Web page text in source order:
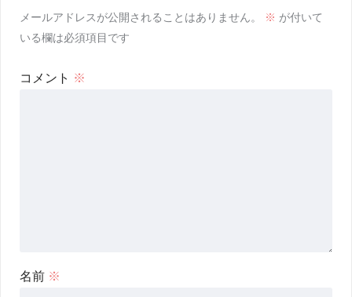
メールアドレスが公開されることはありません。 ※ が付いて
いる欄は必須項目です
コメント ※
名前 ※